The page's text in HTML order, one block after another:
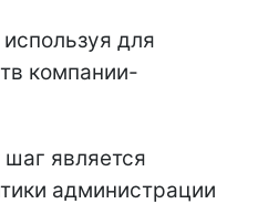
для
компании-
шаг является
администрации